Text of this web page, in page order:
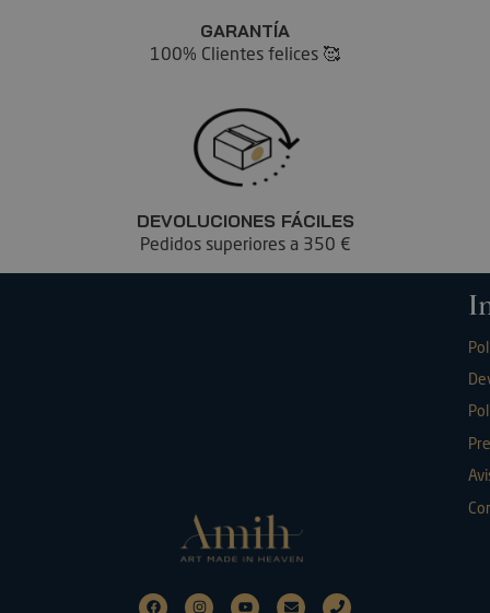
GARANTÍA
100% Clientes felices 🥰
DEVOLUCIONES FÁCILES
Pedidos superiores a 350 €